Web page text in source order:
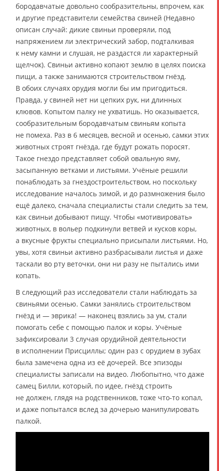
бородавчатые довольно сообразительны, впрочем, как
и другие представители семейства свиней (Недавно
описан случай: дикие свиньи проверяли, под
напряжением ли электрический забор, подталкивая
к нему камни и слушая, не раздастся ли характерный
щелчок). Свиньи активно копают землю в целях поиска
пищи, а также занимаются строительством гнёзд.
В обоих случаях орудия могли бы им пригодиться.
Правда, у свиней нет ни цепких рук, ни длинных
клювов. Копытом палку не ухватишь. Но оказывается,
сообразительным бородавчатым свиньям копыта
не помеха. Раз в 6 месяцев, весной и осенью, самки этих
животных строят гнёзда, где будут рожать поросят.
Такое гнездо представляет собой овальную яму,
засыпанную ветками и листьями. Учёные решили
понаблюдать за гнездостроительством, но поскольку
исследование началось зимой, и до размножения было
ещё далеко, сначала специалисты стали следить за тем,
как свиньи добывают пищу. Чтобы «мотивировать»
животных, в вольер подкинули ветвей и кусков коры,
а вкусные фрукты специально присыпали листьями. Но,
увы, хотя свиньи активно разбрасывали листья и даже
таскали во рту веточки, они ни разу не пытались ими
копать.
В следующий раз исследователи стали наблюдать за
свиньями осенью. Самки занялись строительством
гнёзд и — эврика! — наконец взялись за ум, стали
помогать себе с помощью палок и коры. Учёные
зафиксировали 3 случая орудийной деятельности
в исполнении Присциллы; один раз с орудием в зубах
была замечена одна из её дочерей. Все эпизоды
специалисты записали на видео. Любопытно, что даже
самец Билли, который, по идее, гнёзд строить
не должен, глядя на родственников, тоже что-то копал,
и даже попытался вслед за дочерью манипулировать
палкой.